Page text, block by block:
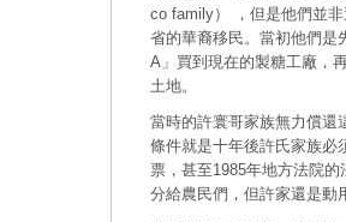
co family） ，但是他們並
省的華裔移民。當初他們是
A」買到現在的製糖工廠，
土地。
當時的許寰哥家族無力償還
條件就是十年後許氏家族必
票，甚至1985年地方法院
分給農民們，但許家還是